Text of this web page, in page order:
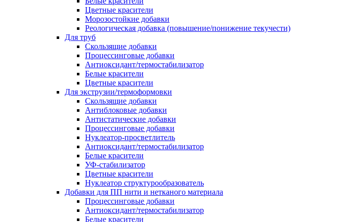
Цветные красители
Морозостойкие добавки
Реологическая добавка (повышение/понижение текучести)
Для труб
Скользящие добавки
Процессинговые добавки
Антиоксидант/термостабилизатор
Белые красители
Цветные красители
Для экструзии/термоформовки
Скользящие добавки
Антиблоковые добавки
Антистатические добавки
Процессинговые добавки
Нуклеатор-просветлитель
Антиоксидант/термостабилизатор
Белые красители
УФ-стабилизатор
Цветные красители
Нуклеатор структурообразователь
Добавки для ПП нити и нетканого материала
Процессинговые добавки
Антиоксидант/термостабилизатор
Белые красители